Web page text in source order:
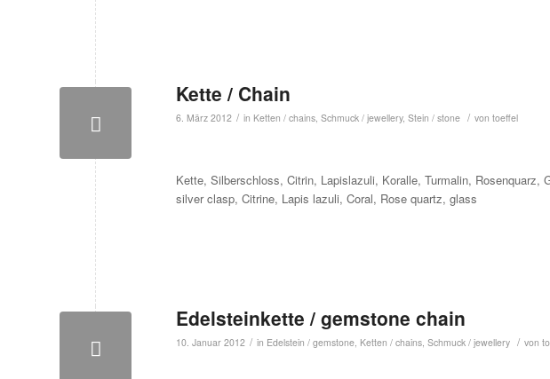
Kette / Chain
6. März 2012 / in Ketten / chains, Schmuck / jewellery, Stein / stone / von toeffel
Kette, Silberschloss, Citrin, Lapislazuli, Koralle, Turmalin, Rosenquarz,
silver clasp, Citrine, Lapis lazuli, Coral, Rose quartz, glass
Edelsteinkette / gemstone chain
10. Januar 2012 / in Edelstein / gemstone, Ketten / chains, Schmuck / jewellery / von